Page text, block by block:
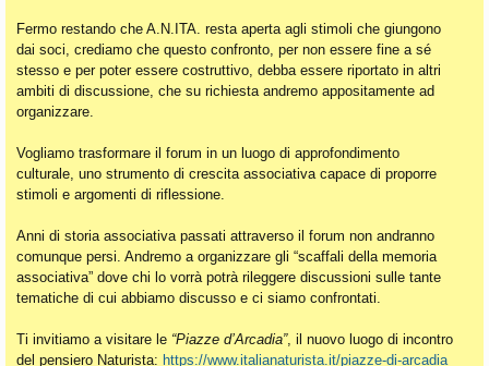
Fermo restando che A.N.ITA. resta aperta agli stimoli che giungono
dai soci, crediamo che questo confronto, per non essere fine a sé
stesso e per poter essere costruttivo, debba essere riportato in altri
ambiti di discussione, che su richiesta andremo appositamente ad
organizzare.
Vogliamo trasformare il forum in un luogo di approfondimento
culturale, uno strumento di crescita associativa capace di proporre
stimoli e argomenti di riflessione.
Anni di storia associativa passati attraverso il forum non andranno
comunque persi. Andremo a organizzare gli “scaffali della memoria
associativa” dove chi lo vorrà potrà rileggere discussioni sulle tante
tematiche di cui abbiamo discusso e ci siamo confrontati.
Ti invitiamo a visitare le “Piazze d’Arcadia”, il nuovo luogo di incontro
del pensiero Naturista: https://www.italianaturista.it/piazze-di-arcadia